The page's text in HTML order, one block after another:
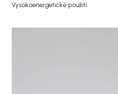
Vysokoenergetické použití.